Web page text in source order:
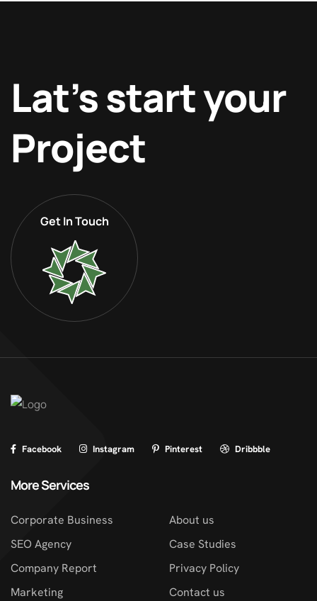
Lat’s start your
Project
Get In Touch
Facebook Instagram Pinterest Dribbble
More Services
Corporate Business
SEO Agency
Company Report
Marketing
About us
Case Studies
Privacy Policy
Contact us